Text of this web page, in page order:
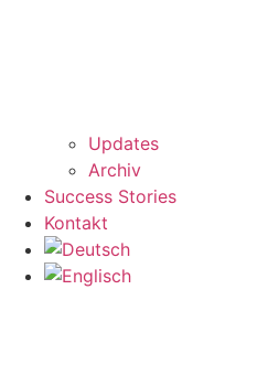
Updates
Archiv
Success Stories
Kontakt